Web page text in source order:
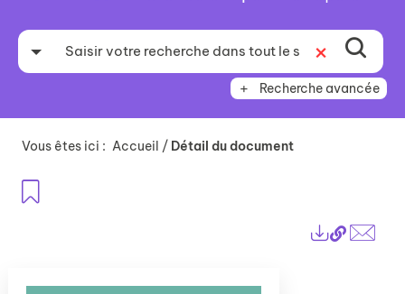
Recherche avancée
Vous êtes ici : Accueil / Détail du document
Lien